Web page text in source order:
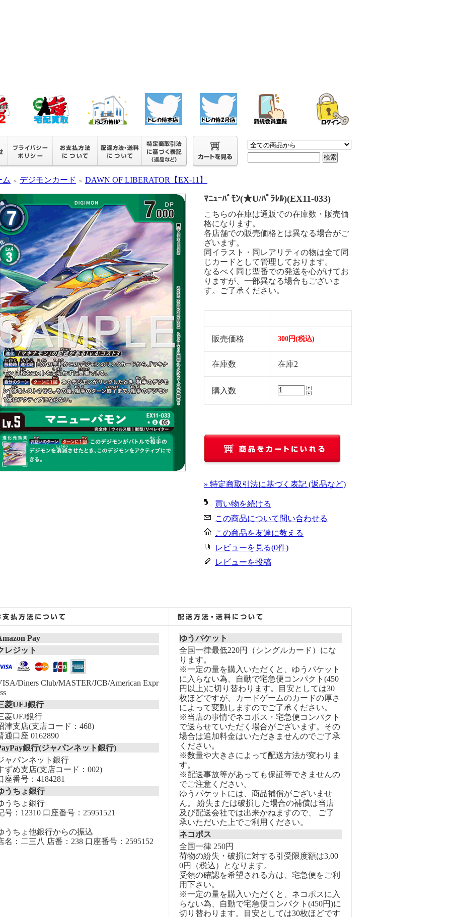
ム ＞ デジモンカード ＞ DAWN OF LIBERATOR【EX-11】
ﾏﾆｭｰﾊﾞﾓﾝ(★U/ﾊﾟﾗﾚﾙ)(EX11-033)
こちらの在庫は通販での在庫数・販売価
格になります。
各店舗での販売価格とは異なる場合がご
ざいます。
同イラスト・同レアリティの物は全て同
じカードとして管理しております。
なるべく同じ型番での発送を心がけてお
りますが、一部異なる場合もございま
す。ご了承ください。
販売価格 300円(税込)
在庫数 在庫2
購入数
» 特定商取引法に基づく表記 (返品など)
買い物を続ける
この商品について問い合わせる
この商品を友達に教える
レビューを見る(0件)
レビューを投稿
Pay
レジット
Diners Club/MASTER/JCB/American Expr
菱UFJ銀行
菱UFJ銀行
津支店(支店コード：468)
通口座 0162890
銀行(ジャパンネット銀行)
ャパンネット銀行
ずめ支店(支店コード：002)
座番号：4184281
うちょ銀行
うちょ銀行
号：12310 口座番号：25951521
うちょ他銀行からの振込
名：二三八 店番：238 口座番号：2595152
ゆうパケット
全国一律最低220円（シングルカード）にな
ります。
※一定の量を購入いただくと、ゆうパケット
に入らない為、自動で宅急便コンパクト(450
円以上)に切り替わります。目安としては30
枚ほどですが、カードゲームのカードの厚さ
によって変動しますのでご了承ください。
※当店の事情でネコポス・宅急便コンパクト
で送らせていただく場合がございます。その
場合は追加料金はいただきませんのでご了承
ください。
※数量や大きさによって配送方法が変わりま
す。
※配送事故等があっても保証等できませんの
でご注意ください。
ゆうパケットには、商品補償がございませ
ん。 紛失または破損した場合の補償は当店
及び配送会社では出来かねますので、 ご了
承いただいた上でご利用ください。
ネコポス
全国一律 250円
荷物の紛失・破損に対する引受限度額は3,00
0円（税込）となります。
受領の確認を希望される方は、宅急便をご利
用下さい。
※一定の量を購入いただくと、ネコポスに入
らない為、自動で宅急便コンパクト(450円)に
切り替わります。目安としては30枚ほどです